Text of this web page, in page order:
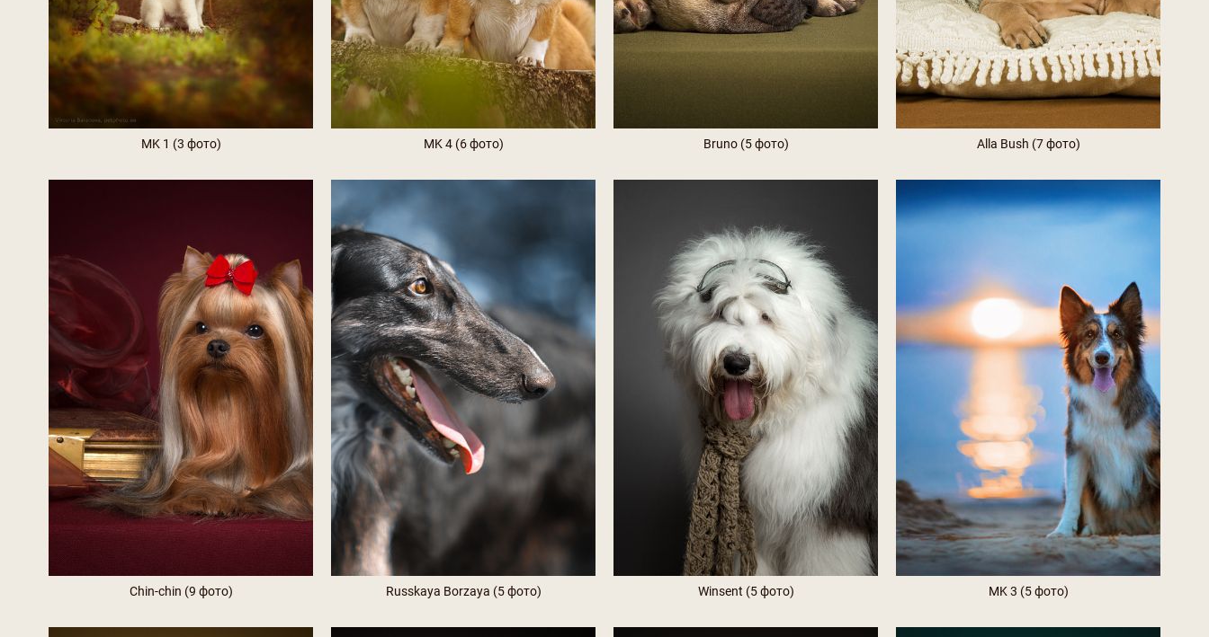
MK 1 (3 фото) MK 4 (6 фото) Bruno (5 фото) Alla Bush (7 фото)
Chin-chin (9 фото) Russkaya Borzaya (5 фото) Winsent (5 фото) MK 3 (5 фото)